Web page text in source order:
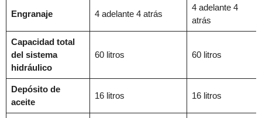
Engranaje 4 adelante 4 atrás
4 adelante 4
atrás
Capacidad total
del sistema
hidráulico
60 litros 60 litros
Depósito de
aceite
16 litros 16 litros